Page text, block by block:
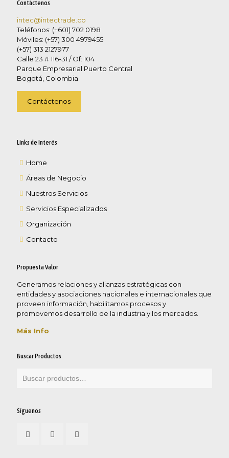
Contáctenos
intec@intectrade.co
Teléfonos: (+601) 702 0198
Móviles: (+57) 300 4979455
(+57) 313 2127977
Calle 23 # 116-31 / Of: 104
Parque Empresarial Puerto Central
Bogotá, Colombia
Contáctenos
Links de Interés
Home
Áreas de Negocio
Nuestros Servicios
Servicios Especializados
Organización
Contacto
Propuesta Valor
Generamos relaciones y alianzas estratégicas con
entidades y asociaciones nacionales e internacionales que
proveen información, habilitamos procesos y
promovemos desarrollo de la industria y los mercados.
Más Info
Buscar Productos
Síguenos